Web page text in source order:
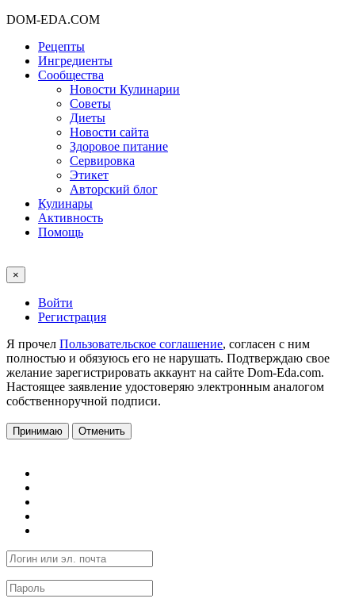
DOM-EDA.COM
Рецепты
Ингредиенты
Сообщества
Новости Кулинарии
Советы
Диеты
Новости сайта
Здоровое питание
Сервировка
Этикет
Авторский блог
Кулинары
Активность
Помощь
×
Войти
Регистрация
Я прочел Пользовательское соглашение, согласен с ним
полностью и обязуюсь его не нарушать. Подтверждаю свое
желание зарегистрировать аккаунт на сайте Dom-Eda.com.
Настоящее заявление удостоверяю электронным аналогом
собственноручной подписи.
Принимаю Отменить